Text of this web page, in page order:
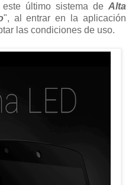
último sistema de Alta
", al entrar en la aplicación
las condiciones de uso.